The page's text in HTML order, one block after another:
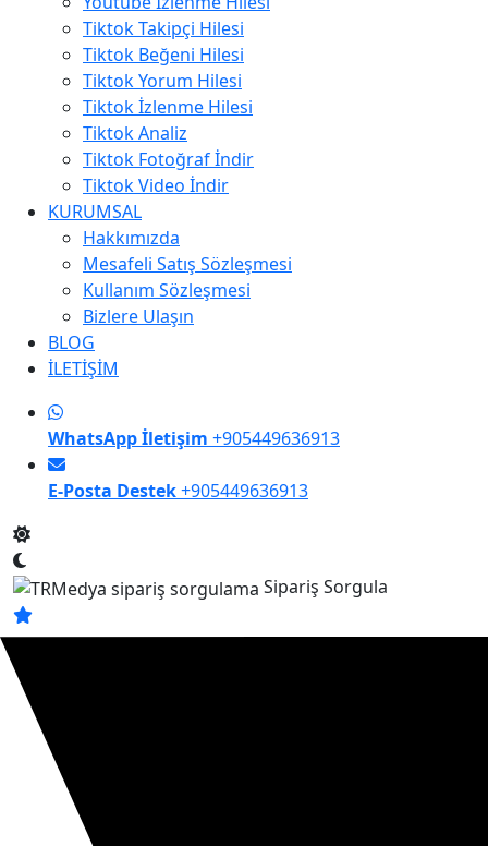
Tiktok Takipçi Hilesi
Tiktok Beğeni Hilesi
Tiktok Yorum Hilesi
Tiktok İzlenme Hilesi
Tiktok Analiz
Tiktok Fotoğraf İndir
Tiktok Video İndir
KURUMSAL
Hakkımızda
Mesafeli Satış Sözleşmesi
Kullanım Sözleşmesi
Bizlere Ulaşın
BLOG
İLETİŞİM
WhatsApp İletişim +905449636913
E-Posta Destek+905449636913
Sipariş Sorgula